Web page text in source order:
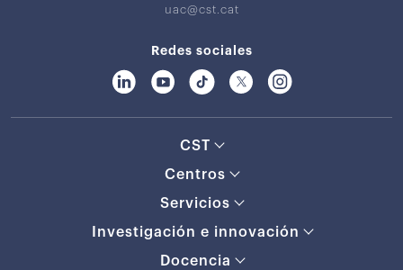
uac@cst.cat
Redes sociales
CST
Centros
Servicios
Investigación e innovación
Docencia